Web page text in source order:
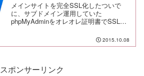
メインサイトを完全SSL化したついで
に、サブドメイン運用していた
phpMyAdminをオレオレ証明書でSSL化
2015.10.08
スポンサーリンク